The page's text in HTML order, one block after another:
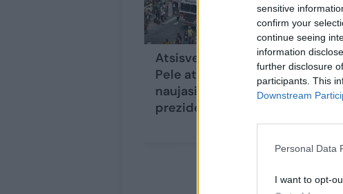
sensitive
confirm your
continue seeing
information
further disclosure
participants. This
Downstream
Personal Data
I want to opt-
Atsisveikinti su
Pele atvyko ir
naujasis Brazilijos
prezidentas
ant